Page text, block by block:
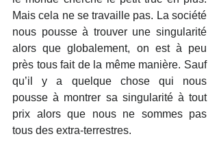
Mais cela ne se travaille pas. La société
nous pousse à trouver une singularité
alors que globalement, on est à peu
près tous fait de la même manière. Sauf
qu’il y a quelque chose qui nous
pousse à montrer sa singularité à tout
prix alors que nous ne sommes pas
tous des extra-terrestres.